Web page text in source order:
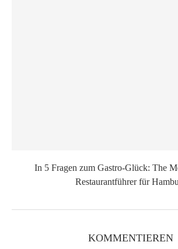
In 5 Fragen zum Gastro-Glück: The
Restaurantführer für
KOMMENTIEREN